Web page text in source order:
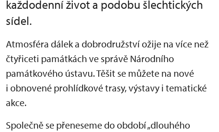
každodenní život a podobu šlechtických
sídel.
Atmosféra dálek a dobrodružství ožije na více než
čtyřiceti památkách ve správě Národního
památkového ústavu. Těšit se můžete na nové
i obnovené prohlídkové trasy, výstavy i tematické
akce.
Společně se přeneseme do období „dlouhého